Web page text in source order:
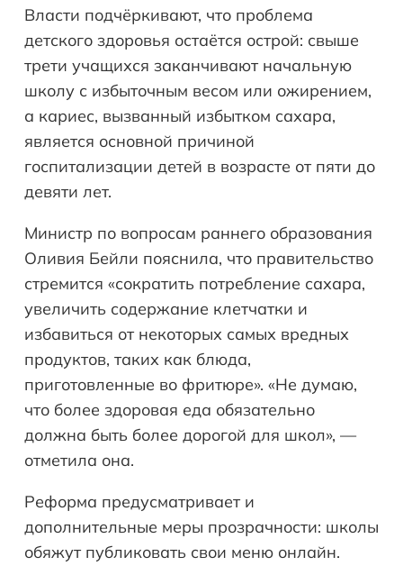
Власти подчёркивают, что проблема
детского здоровья остаётся острой: свыше
трети учащихся заканчивают начальную
школу с избыточным весом или ожирением,
а кариес, вызванный избытком сахара,
является основной причиной
госпитализации детей в возрасте от пяти до
девяти лет.
Министр по вопросам раннего образования
Оливия Бейли пояснила, что правительство
стремится «сократить потребление сахара,
увеличить содержание клетчатки и
избавиться от некоторых самых вредных
продуктов, таких как блюда,
приготовленные во фритюре». «Не думаю,
что более здоровая еда обязательно
должна быть более дорогой для школ», —
отметила она.
Реформа предусматривает и
дополнительные меры прозрачности: школы
обяжут публиковать свои меню онлайн.